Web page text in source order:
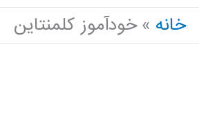
اصلیخانه خودآموز کلمنتاین